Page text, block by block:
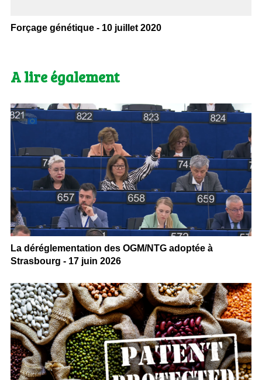
Forçage génétique - 10 juillet 2020
A lire également
La déréglementation des OGM/NTG adoptée à
Strasbourg - 17 juin 2026